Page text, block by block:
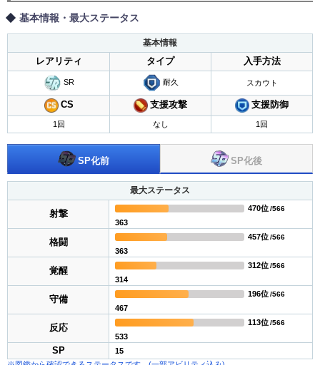
基本情報・最大ステータス
基本情報
レアリティ
タイプ 入手方法
SR 耐久 スカウト
CS 支援攻撃 支援防御
1回 なし 1回
SP化前 SP化後
最大ステータス
射撃
363
470位 /566
格闘
363
457位 /566
覚醒
314
312位 /566
守備
467
196位 /566
反応
533
113位 /566
SP
15